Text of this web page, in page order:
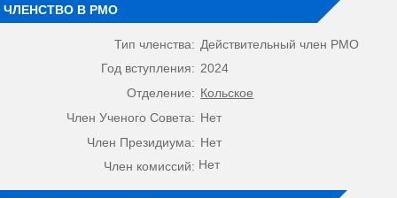
ЧЛЕНСТВО В РМО
Тип членства: Действительный член РМО
Год вступления: 2024
Отделение: Кольское
Член Ученого Совета: Нет
Член Президиума: Нет
Член комиссий: Нет